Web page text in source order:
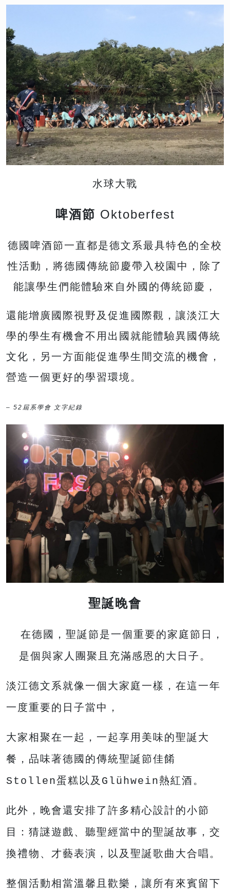
水球大戰
啤酒節 Oktoberfest
德國啤酒節一直都是德文系最具特色的全校
性活動，將德國傳統節慶帶入校園中，除了
能讓學生們能體驗來自外國的傳統節慶，
還能增廣國際視野及促進國際觀，讓淡江大
學的學生有機會不用出國就能體驗異國傳統
文化，另一方面能促進學生間交流的機會，
營造一個更好的學習環境。
– 52屆系學會 文字紀錄
聖誕晚會
在德國，聖誕節是一個重要的家庭節日，
是個與家人團聚且充滿感恩的大日子。
淡江德文系就像一個大家庭一樣，在這一年
一度重要的日子當中，
大家相聚在一起， 一起享用美味的聖誕大
餐，品味著德國的傳統聖誕節佳餚
Stollen蛋糕以及Glühwein熱紅酒。
此外，晚會還安排了許多精心設計的小節
目：猜謎遊戲、 聽聖經當中的聖誕故事，交
換禮物、才藝表演，以及聖誕歌曲大合唱。
整個活動相當溫馨且歡樂，讓所有來賓留下